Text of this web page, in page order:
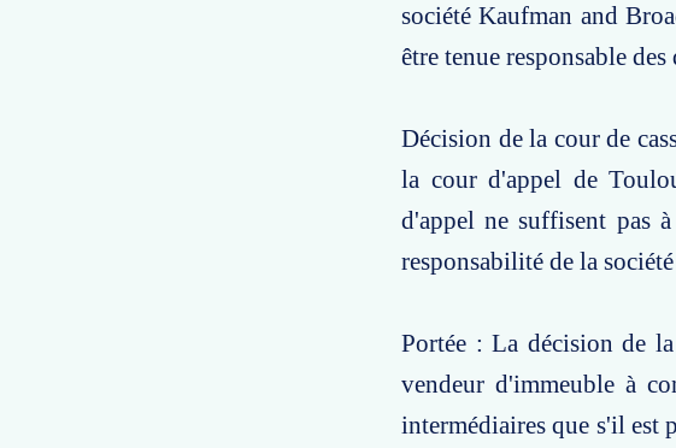
société Kaufman and
être tenue responsable
Décision de la cour de
la cour d'appel de
d'appel ne suffisent pas
responsabilité de la
Portée : La décision de
vendeur d'immeuble à
intermédiaires que s'il est